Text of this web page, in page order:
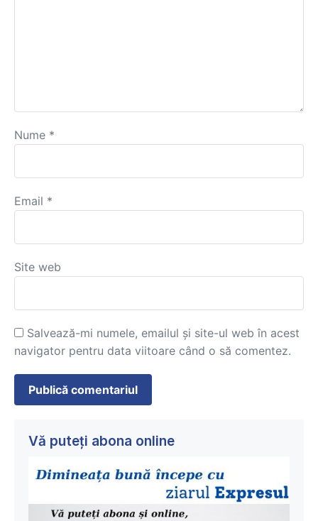
Nume *
Email *
Site web
Salvează-mi numele, emailul și site-ul web în acest
navigator pentru data viitoare când o să comentez.
Vă puteți abona online